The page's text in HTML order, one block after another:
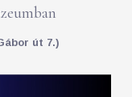
út 7.)